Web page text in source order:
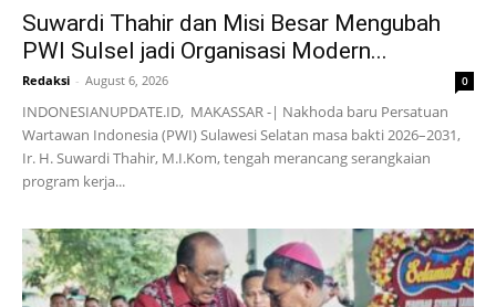
Suwardi Thahir dan Misi Besar Mengubah
PWI Sulsel jadi Organisasi Modern...
Redaksi - August 6, 2026 0
INDONESIANUPDATE.ID, MAKASSAR -| Nakhoda baru Persatuan
Wartawan Indonesia (PWI) Sulawesi Selatan masa bakti 2026–2031,
Ir. H. Suwardi Thahir, M.I.Kom, tengah merancang serangkaian
program kerja...